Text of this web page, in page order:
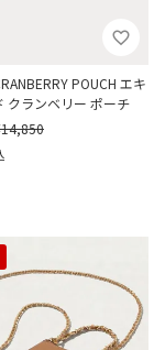
POUCH エキ
クランベリー ポーチ
14,850